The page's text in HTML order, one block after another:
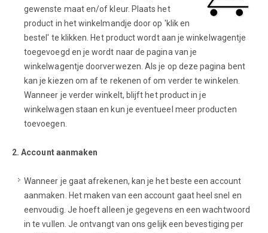
gewenste maat en/of kleur. Plaats het
product in het winkelmandje door op 'klik en
bestel' te klikken. Het product wordt aan je winkelwagentje
toegevoegd en je wordt naar de pagina van je
winkelwagentje doorverwezen. Als je op deze pagina bent
kan je kiezen om af te rekenen of om verder te winkelen.
Wanneer je verder winkelt, blijft het product in je
winkelwagen staan en kun je eventueel meer producten
toevoegen.
2. Account aanmaken
Wanneer je gaat afrekenen, kan je het beste een account
aanmaken. Het maken van een account gaat heel snel en
eenvoudig. Je hoeft alleen je gegevens en een wachtwoord
in te vullen. Je ontvangt van ons gelijk een bevestiging per